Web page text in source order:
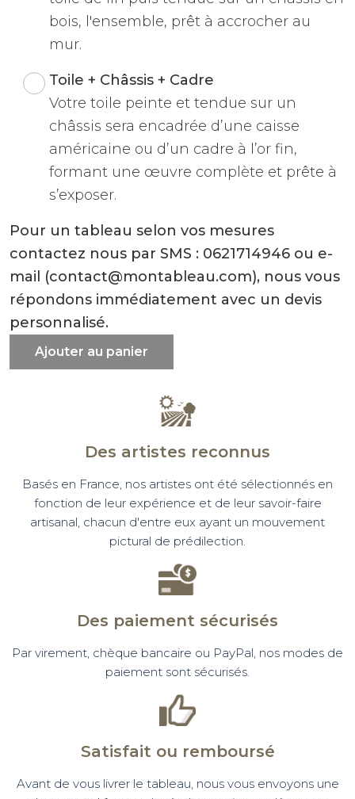
bois, l'ensemble, prêt à accrocher au
mur.
Toile + Châssis + Cadre
Votre toile peinte et tendue sur un
châssis sera encadrée d’une caisse
américaine ou d’un cadre à l’or fin,
formant une œuvre complète et prête à
s’exposer.
Pour un tableau selon vos mesures
contactez nous par SMS : 0621714946 ou e-
mail (contact@montableau.com), nous vous
répondons immédiatement avec un devis
personnalisé.
Ajouter au panier
Des artistes reconnus
Basés en France, nos artistes ont été sélectionnés en
fonction de leur expérience et de leur savoir-faire
artisanal, chacun d'entre eux ayant un mouvement
pictural de prédilection.
Des paiement sécurisés
Par virement, chèque bancaire ou PayPal, nos modes de
paiement sont sécurisés.
Satisfait ou remboursé
Avant de vous livrer le tableau, nous vous envoyons une